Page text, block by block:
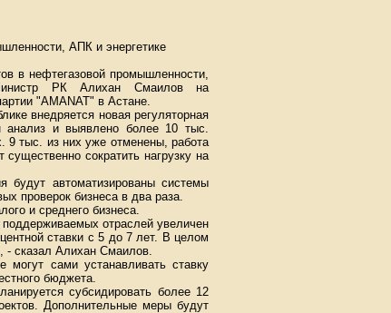
АПК и энергетике
в нефтегазовой промышленности,
Министр РК Алихан Смаилов на
"AMANAT" в Астане.
внедряется новая регуляторная
анализ и выявлено более 10 тыс.
9 тыс. из них уже отменены, работа
сократить нагрузку на
будут автоматизированы системы
проверок бизнеса в два раза.
и среднего бизнеса.
отраслей увеличен
ставки с 5 до 7 лет. В целом
- сказал Алихан Смаилов.
сами устанавливать ставку
бюджета.
субсидировать более 12
Дополнительные меры будут